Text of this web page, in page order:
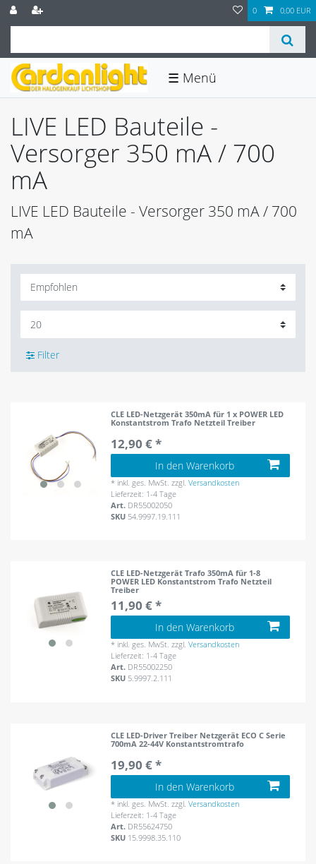
0 0,00 EUR
☰
LIVE LED Bauteile -
Versorger 350 mA / 700
mA
LIVE LED Bauteile - Versorger 350 mA / 700
mA
Filter
CLE LED-Netzgerät 350mA für 1 x POWER LED
Konstantstrom Trafo Netzteil Treiber
12,90 € *
In den Warenkorb
* inkl. ges. MwSt. zzgl.Versandkosten
Lieferzeit: 1-4 Tage
Art. DR55002050
SKU 54.9997.19.111
CLE LED-Netzgerät Trafo 350mA für 1-8
POWER LED Konstantstrom Trafo Netzteil
Treiber
11,90 € *
In den Warenkorb
* inkl. ges. MwSt. zzgl.Versandkosten
Lieferzeit: 1-4 Tage
Art. DR55002250
SKU 5.9997.2.111
CLE LED-Driver Treiber Netzgerät ECO C Serie
700mA 22-44V Konstantstromtrafo
19,90 € *
In den Warenkorb
* inkl. ges. MwSt. zzgl.Versandkosten
Lieferzeit: 1-4 Tage
Art. DR55624750
SKU 15.9998.35.110